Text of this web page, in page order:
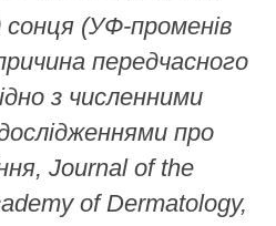
сонця (УФ-променів
передчасного
з численними
про
Journal of the
of Dermatology,